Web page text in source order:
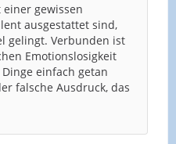
gewissen
ausgestattet sind,
gelingt. Verbunden ist
Emotionslosigkeit
einfach getan
falsche Ausdruck, das